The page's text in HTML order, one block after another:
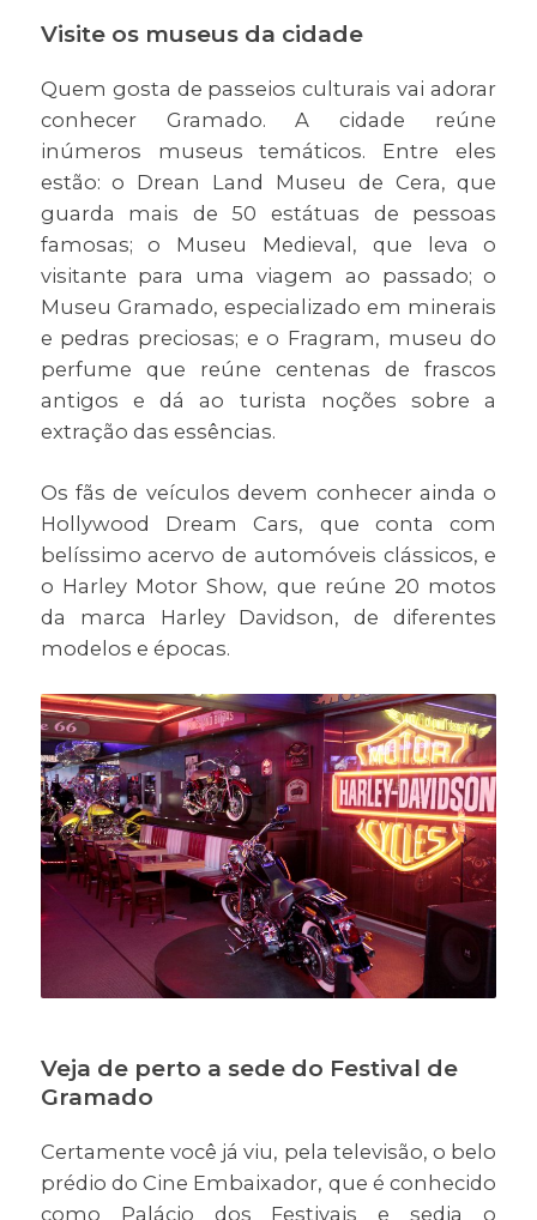
Visite os museus da cidade
Quem gosta de passeios culturais vai adorar
conhecer Gramado. A cidade reúne
inúmeros museus temáticos. Entre eles
estão: o Drean Land Museu de Cera, que
guarda mais de 50 estátuas de pessoas
famosas; o Museu Medieval, que leva o
visitante para uma viagem ao passado; o
Museu Gramado, especializado em minerais
e pedras preciosas; e o Fragram, museu do
perfume que reúne centenas de frascos
antigos e dá ao turista noções sobre a
extração das essências.
Os fãs de veículos devem conhecer ainda o
Hollywood Dream Cars, que conta com
belíssimo acervo de automóveis clássicos, e
o Harley Motor Show, que reúne 20 motos
da marca Harley Davidson, de diferentes
modelos e épocas.
Veja de perto a sede do Festival de
Gramado
Certamente você já viu, pela televisão, o belo
prédio do Cine Embaixador, que é conhecido
como Palácio dos Festivais e sedia o